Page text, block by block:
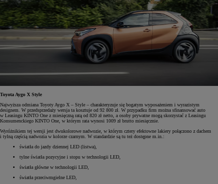
Toyota Aygo X Style
Najwyższa odmiana Toyoty Aygo X – Style – charakteryzuje się bogatym wyposażeniem i wyrazistym
designem. W przedsprzedaży wersja ta kosztuje od 92 800 zł. W przypadku firm można sfinansować auto
w Leasingu KINTO One z miesięczną ratą od 820 zł netto, a osoby prywatne mogą skorzystać z Leasingu
Konsumenckiego KINTO One, w którym rata wynosi 1009 zł brutto miesięcznie.
Wyróżnikiem tej wersji jest dwukolorowe nadwozie, w którym cztery efektowne lakiery połączono z dachem
i tylną częścią nadwozia w kolorze czarnym. W standardzie są tu też dostępne m.in.:
światła do jazdy dziennej LED (listwa),
tylne światła pozycyjne i stopu w technologii LED,
światła główne w technologii LED,
światła przeciwmgielne LED,